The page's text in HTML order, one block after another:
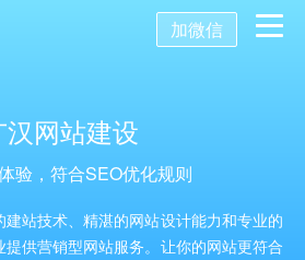
加微信
数字化建设
汉网站建设
验，符合SEO优化规则
站技术、精湛的网站设计能力和专业的
供营销型网站服务。让你的网站更符合